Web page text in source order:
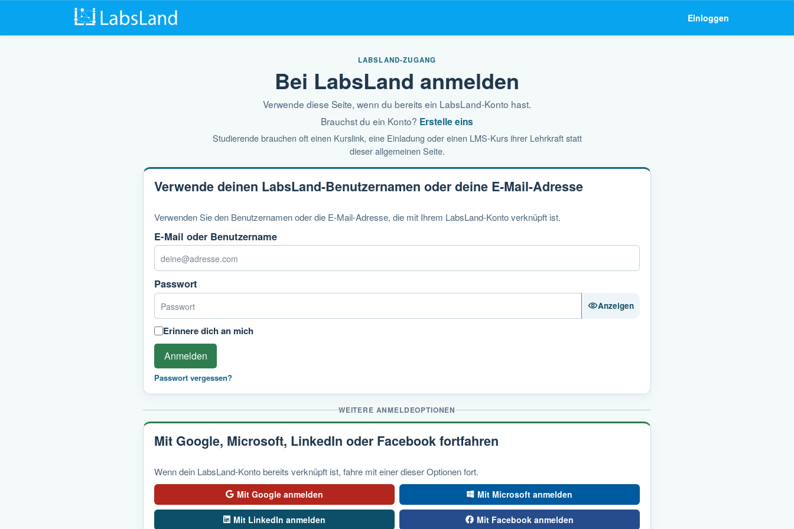
Einloggen
LABSLAND-ZUGANG
Bei LabsLand anmelden
Verwende diese Seite, wenn du bereits ein LabsLand-Konto hast.
Brauchst du ein Konto? Erstelle eins
Studierende brauchen oft einen Kurslink, eine Einladung oder einen LMS-Kurs ihrer Lehrkraft statt
dieser allgemeinen Seite.
Verwende deinen LabsLand-Benutzernamen oder deine E-Mail-Adresse
Verwenden Sie den Benutzernamen oder die E-Mail-Adresse, die mit Ihrem LabsLand-Konto verknüpft ist.
E-Mail oder Benutzername
Passwort
Anzeigen
Erinnere dich an mich
Anmelden
Passwort vergessen?
WEITERE ANMELDEOPTIONEN
Mit Google, Microsoft, LinkedIn oder Facebook fortfahren
Wenn dein LabsLand-Konto bereits verknüpft ist, fahre mit einer dieser Optionen fort.
Mit Google anmelden Mit Microsoft anmelden
Mit LinkedIn anmelden Mit Facebook anmelden